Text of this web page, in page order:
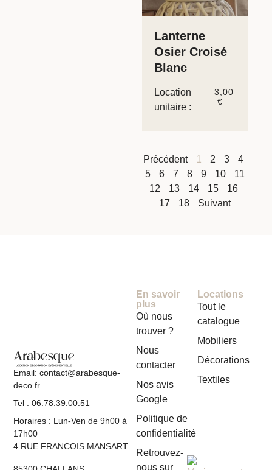
Lanterne
Osier Croisé
Blanc
Location
unitaire :
3,00
€
Précédent 1 2 3
4
5
6 7 8 9 10
11
12
13 14 15
16
17
18 Suivant
Email: contact@arabesque-
deco.fr
Tel : 06.78.39.00.51
Horaires : Lun-Ven de 9h00 à
17h00
4 RUE FRANCOIS MANSART
Locations
Tout le
catalogue
Mobiliers
Décorations
Textiles
En savoir
plus
Où nous
trouver ?
Nous
contacter
Nos avis
Google
Politique de
confidentialité
Retrouvez-
nous sur